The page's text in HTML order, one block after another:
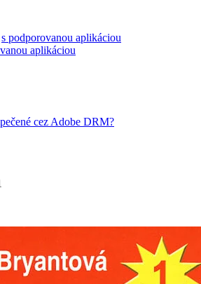
s podporovanou aplikáciou
aplikáciou
cez Adobe DRM?